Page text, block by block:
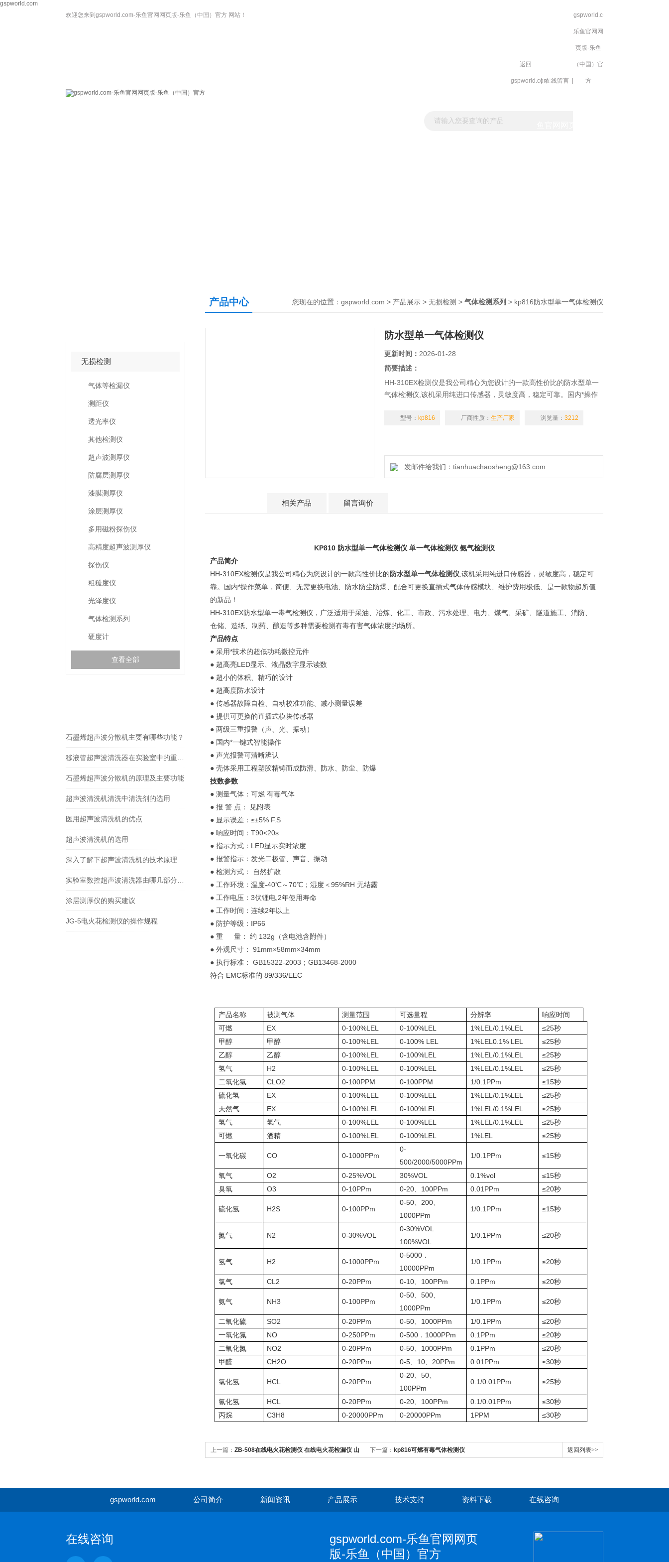
gspworld.com
欢迎您来到gspworld.com-乐鱼官网网页版-乐鱼（中国）官方 网站！
返回
gspworld.com
| 在线留言
gspworld.com-
乐鱼官网网
页版-乐鱼
（中国）官
方
gspworld.com-乐
无损检测
气体等检漏仪
测距仪
透光率仪
其他检测仪
超声波测厚仪
防腐层测厚仪
漆膜测厚仪
涂层测厚仪
多用磁粉探伤仪
高精度超声波测厚仪
探伤仪
粗糙度仪
光泽度仪
气体检测系列
硬度计
查看全部
石墨烯超声波分散机主要有哪些功能？
石墨烯超声波分散机的原理及主要功能
超声波清洗机清洗中清洗剂的选用
医用超声波清洗机的优点
超声波清洗机的选用
深入了解下超声波清洗机的技术原理
涂层测厚仪的购买建议
JG-5电火花检测仪的操作规程
产品中心 您现在的位置： gspworld.com > 产品展示 > 无损检测 > 气体检测系列 > kp816防水型单一气体检测仪
防水型单一气体检测仪
更新时间： 2026-01-28
简要描述：
HH-310EX检测仪是我公司精心为您设计的一款高性价比的防水型单一
气体检测仪,该机采用纯进口传感器，灵敏度高，稳定可靠。国内*操作
感模块、维护费用极低、是一款物超所值的新品！
型号： kp816 厂商性质： 生产厂家 浏览量： 3212
发邮件给我们：tianhuachaosheng@163.com
相关产品 留言询价
KP810 防水型单一气体检测仪单一气体检测仪 氨气检测仪
产品简介
HH-310EX检测仪是我公司精心为您设计的一款高性价比的防水型单一气体检测仪 ,该机采用纯进口传感器，灵敏度高，稳定可
靠。国内*操作菜单，简便、无需更换电池、防水防尘防爆、配合可更换直插式气体传感模块、维护费用极低、是一款物超所值
的新品！
HH-310EX防水型单一毒气检测仪，广泛适用于采油、冶炼、化工、市政、污水处理、电力、煤气、采矿、隧道施工、消防、
仓储、造纸、制药、酿造等多种需要检测有毒有害气体浓度的场所。
产品特点
● 采用*技术的超低功耗微控元件
● 超高亮LED显示、液晶数字显示读数
● 超小的体积、精巧的设计
● 超高度防水设计
● 传感器故障自检、自动校准功能、减小测量误差
● 提供可更换的直插式模块传感器
● 两级三重报警（声、光、振动）
● 国内*一键式智能操作
● 声光报警可清晰辨认
● 壳体采用工程塑胶精铸而成防滑、防水、防尘、防爆
技数参数
● 测量气体：可燃 有毒气体
● 报 警 点： 见附表
● 显示误差：≤±5% F.S
● 响应时间：T90<20s
● 指示方式：LED显示实时浓度
● 报警指示：发光二极管、声音、振动
● 检测方式： 自然扩散
● 工作环境：温度-40℃～70℃；湿度＜95%RH 无结露
● 工作电压：3伏锂电,2年使用寿命
● 工作时间：连续2年以上
● 防护等级：IP66
● 重 量： 约 132g（含电池含附件）
● 外观尺寸： 91mm×58mm×34mm
● 执行标准： GB15322-2003；GB13468-2000
符合 EMC标准的 89/336/EEC
产品名称 被测气体 测量范围 可选量程 分辨率
响应时间
可燃
EX 0-100%LEL 0-100%LEL 1%LEL/0.1%LEL ≤25秒
甲醇
甲醇 0-100%LEL 0-100% LEL 1%LEL0.1% LEL
≤25秒
乙醇
乙醇 0-100%LEL 0-100%LEL 1%LEL/0.1%LEL
≤25秒
氢气
H2 0-100%LEL 0-100%LEL 1%LEL/0.1%LEL ≤25秒
二氧化氯
CLO2 0-100PPM 0-100PPM 1/0.1PPm ≤15秒
硫化氢
EX 0-100%LEL 0-100%LEL 1%LEL/0.1%LEL ≤25秒
天然气
EX 0-100%LEL 0-100%LEL 1%LEL/0.1%LEL ≤25秒
氢气
氢气 0-100%LEL 0-100%LEL 1%LEL/0.1%LEL ≤25秒
可燃
酒精 0-100%LEL 0-100%LEL 1%LEL ≤25秒
一氧化碳 CO 0-1000PPm
0-
500/2000/5000PPm
1/0.1PPm ≤15秒
氧气 O2 0-25%VOL 30%VOL 0.1%vol ≤15秒
臭氧
O3 0-10PPm 0-20 、100PPm 0.01PPm ≤20秒
硫化氢 H2S 0-100PPm
0-50 、200、
1000PPm
1/0.1PPm ≤15秒
氮气 N2 0-30%VOL
0-30%VOL
100%VOL
1/0.1PPm ≤20秒
氢气 H2 0-1000PPm
0-5000 ．
10000PPm
1/0.1PPm ≤20秒
氯气 CL2 0-20PPm 0-10 、100PPm 0.1PPm ≤20秒
氨气 NH3 0-100PPm
0-50 、500、
1000PPm
1/0.1PPm ≤20秒
二氧化硫 SO2 0-20PPm 0-50 、1000PPm 1/0.1PPm ≤20秒
一氧化氮
NO 0-250PPm 0-500 ．1000PPm 0.1PPm ≤20秒
二氧化氮
NO2 0-20PPm 0-50 、1000PPm 0.1PPm ≤20秒
甲醛
CH2O 0-20PPm 0-5 、10、20PPm 0.01PPm ≤30秒
氯化氢 HCL 0-20PPm
0-20 、50、
100PPm
0.1/0.01PPm ≤25秒
氰化氢 HCL 0-20PPm 0-20 、100PPm 0.1/0.01PPm ≤30秒
丙烷
C3H8 0-20000PPm 0-20000PPm 1PPM ≤30秒
上一篇： ZB-508在线电火花检测仪 在线电火花检漏仪 山 下一篇： kp816可燃有毒气体检测仪 返回列表>>
gspworld.com 公司简介 新闻资讯 产品展示 技术支持 资料下载 在线咨询
在线咨询
gspworld.com-乐鱼官网网页
版-乐鱼（中国）官方